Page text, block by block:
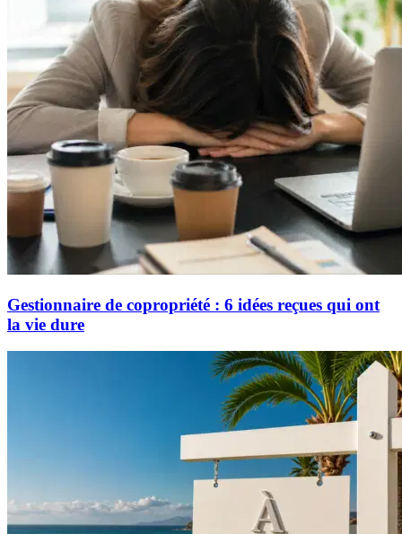
Gestionnaire de copropriété : 6 idées reçues qui ont
la vie dure